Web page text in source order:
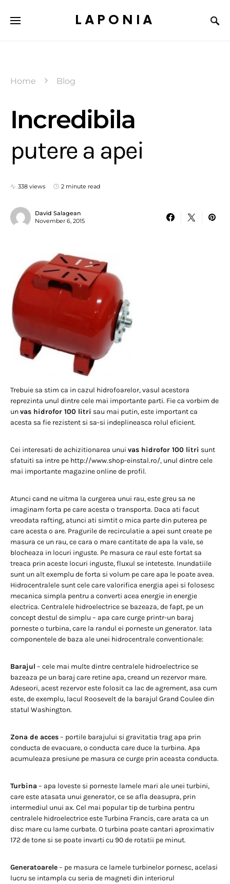
LAPONIA
Home Blog
Incredibila
putere a apei
338 views 2 minute read
David Salagean
November 6, 2015
Trebuie sa stim ca in cazul hidrofoarelor, vasul acestora
reprezinta unul dintre cele mai importante parti. Fie ca vorbim de
unvas hidrofor 100 litri sau mai putin, este important ca
acesta sa fie rezistent si sa-si indeplineasca rolul eficient.
Cei interesati de achizitionarea unui vas hidrofor 100 litri sunt
sfatuiti sa intre pe http://www.shop-einstal.ro/, unul dintre cele
mai importante magazine online de profil.
Atunci cand ne uitma la curgerea unui rau, este greu sa ne
imaginam forta pe care acesta o transporta. Daca ati facut
vreodata rafting, atunci ati simtit o mica parte din puterea pe
care acesta o are. Pragurile de recirculatie a apei sunt create pe
masura ce un rau, ce cara o mare cantitate de apa la vale, se
blocheaza in locuri inguste. Pe masura ce raul este fortat sa
treaca prin aceste locuri inguste, fluxul se inteteste. Inundatiile
sunt un alt exemplu de forta si volum pe care apa le poate avea.
Hidrocentralele sunt cele care valorifica energia apei si folosesc
mecanica simpla pentru a converti acea energie in energie
electrica. Centralele hidroelectrice se bazeaza, de fapt, pe un
concept destul de simplu – apa care curge printr-un baraj
porneste o turbina, care la randul ei porneste un generator. Iata
componentele de baza ale unei hidrocentrale conventionale:
Barajul – cele mai multe dintre centralele hidroelectrice se
bazeaza pe un baraj care retine apa, creand un rezervor mare.
Adeseori, acest rezervor este folosit ca lac de agrement, asa cum
este, de exemplu, lacul Roosevelt de la barajul Grand Coulee din
statul Washington.
Zona de acces– portile barajului si gravitatia trag apa prin
conducta de evacuare, o conducta care duce la turbina. Apa
acumuleaza presiune pe masura ce curge prin aceasta conducta.
Turbina – apa loveste si porneste lamele mari ale unei turbini,
care este atasata unui generator, ce se afla deasupra, prin
intermediul unui ax. Cel mai popular tip de turbina pentru
centralele hidroelectrice este Turbina Francis, care arata ca un
disc mare cu lame curbate. O turbina poate cantari aproximativ
172 de tone si se poate invarti cu 90 de rotatii pe minut.
Generatoarele– pe masura ce lamele turbinelor pornesc, acelasi
lucru se intampla cu seria de magneti din interiorul